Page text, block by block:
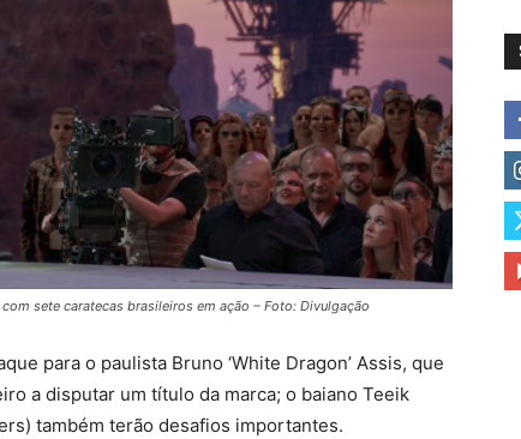
sete caratecas brasileiros em ação – Foto: Divulgação
para o paulista Bruno ‘White Dragon’ Assis, que
a disputar um título da marca; o baiano Teeik
também terão desafios importantes.